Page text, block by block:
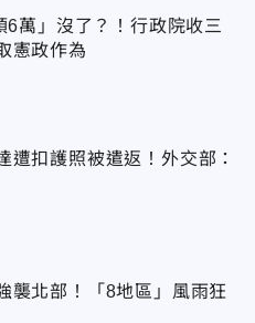
6萬」沒了？！行政院收三
憲政作為
遭扣護照被遣返！外交部：
襲北部！「8地區」風雨狂